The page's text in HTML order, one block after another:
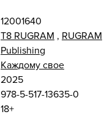
12001640
Т8 RUGRAM , RUGRAM
Publishing
Каждому свое
2025
978-5-517-13635-0
18+